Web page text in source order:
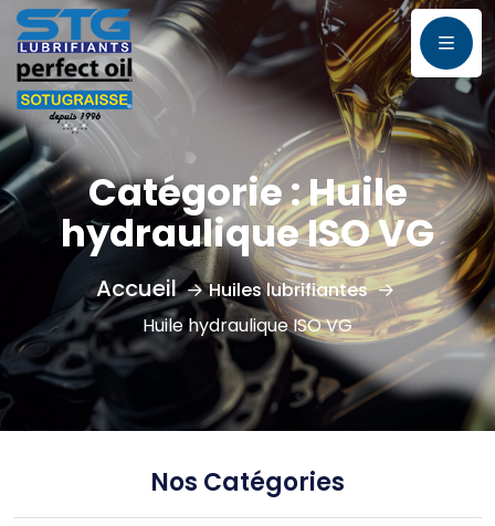
Catégorie :Huile
hydraulique ISO VG
Huiles lubrifiantes
Huile hydraulique ISO VG
Nos Catégories